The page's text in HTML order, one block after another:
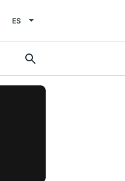
ES